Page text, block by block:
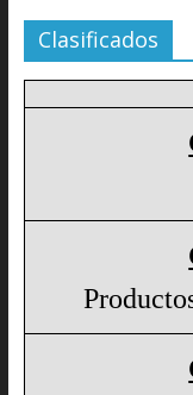
Clasificados